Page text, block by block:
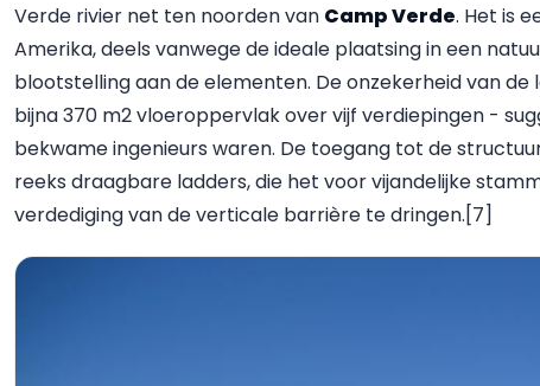
Verde rivier net ten noorden van Camp Verde. Het is
Amerika, deels vanwege de ideale plaatsing in een
blootstelling aan de elementen. De onzekerheid van
bijna 370 m2 vloeroppervlak over vijf verdiepingen -
bekwame ingenieurs waren. De toegang tot de
reeks draagbare ladders, die het voor vijandelijke
verdediging van de verticale barrière te dringen.[7]